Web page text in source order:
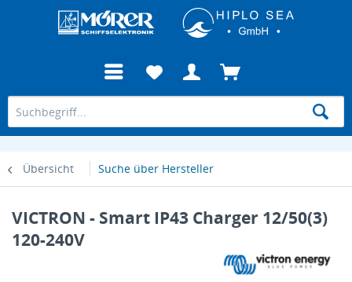
Übersicht Suche über Hersteller
VICTRON - Smart IP43 Charger 12/50(3)
120-240V